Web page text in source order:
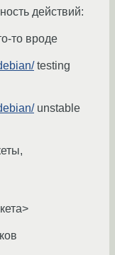
действий:
то вроде
testing
unstable